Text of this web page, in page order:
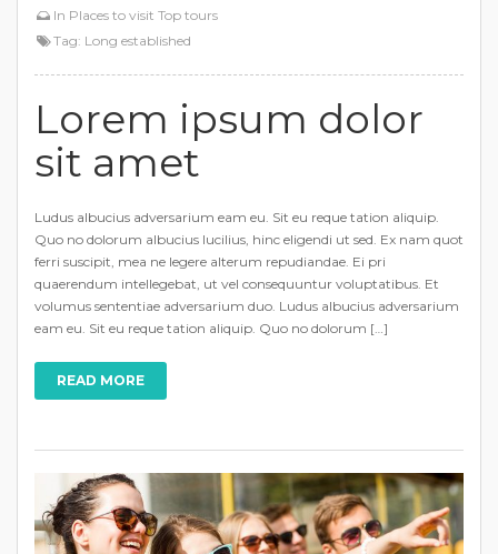
In Places to visit Top tours
Tag: Long established
Lorem ipsum dolor
sit amet
Ludus albucius adversarium eam eu. Sit eu reque tation aliquip.
Quo no dolorum albucius lucilius, hinc eligendi ut sed. Ex nam quot
ferri suscipit, mea ne legere alterum repudiandae. Ei pri
quaerendum intellegebat, ut vel consequuntur voluptatibus. Et
volumus sententiae adversarium duo. Ludus albucius adversarium
eam eu. Sit eu reque tation aliquip. Quo no dolorum […]
READ MORE